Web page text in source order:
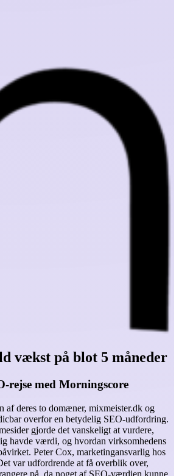
vækst på blot 5 måneder
rejse med Morningscore
af deres to domæner, mixmeister.dk og
overfor en betydelig SEO-udfordring.
gjorde det vanskeligt at vurdere,
havde værdi, og hvordan virksomhedens
Peter Cox, marketingansvarlig hos
var udfordrende at få overblik over,
på, da noget af SEO-værdien kunne